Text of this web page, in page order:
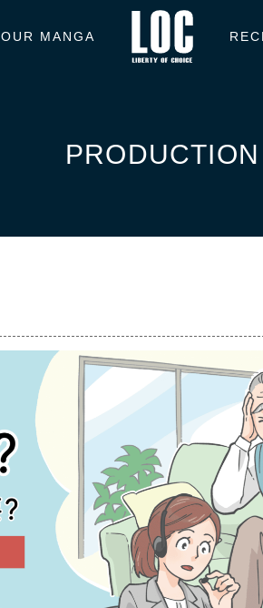
OUR MANGA
PRODUCTION